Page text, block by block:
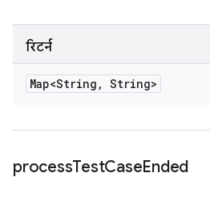
रिटर्न
Map<String , String>
processTestCaseEnded